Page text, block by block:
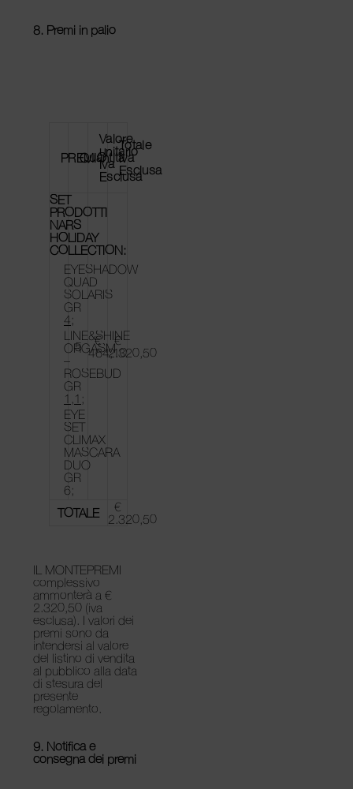
8. Premi in palio
PREMIO
Quantità
Valore
unitario
Iva
Esclusa
Totale
Iva
Esclusa
SET
PRODOTTI
NARS
HOLIDAY
COLLECTION:
EYESHADOW
QUAD
SOLARIS
GR
4 ;
LINE&SHINE
ORGASM
–
ROSEBUD
GR
1,1 ;
EYE
SET
CLIMAX
MASCARA
DUO
GR
6;
5
€
464,10
€
2.320,50
TOTALE
€
2.320,50
IL MONTEPREMI
complessivo
ammonterà a €
2.320,50 (iva
esclusa). I valori dei
premi sono da
intendersi al valore
del listino di vendita
al pubblico alla data
di stesura del
presente
regolamento.
9. Notifica e
consegna dei premi